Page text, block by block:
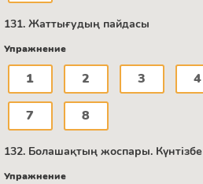
131. Жаттығудың пайдасы
Упражнение
1 2 3 4
7 8
132. Болашақтың жоспары. Күнтізбе
Упражнение